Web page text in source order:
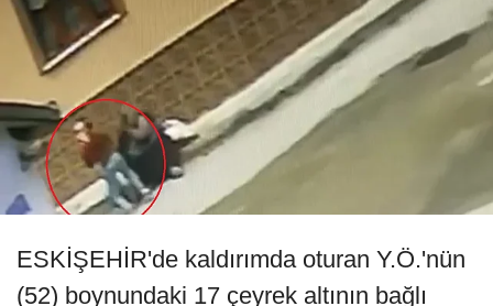
ESKİŞEHİR'de kaldırımda oturan Y.Ö.'nün
(52) boynundaki 17 çeyrek altının bağlı